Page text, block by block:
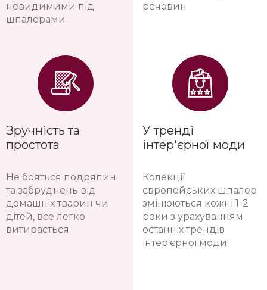
невидимими під
шпалерами
Зручність та
простота
Не бояться подряпин
та забруднень від
домашніх тварин чи
дітей, все легко
витирається
речовин
У тренді
інтер'єрної моди
Колекції
європейських шпалер
змінюються кожні 1-2
роки з урахуванням
останніх трендів
інтер'єрної моди